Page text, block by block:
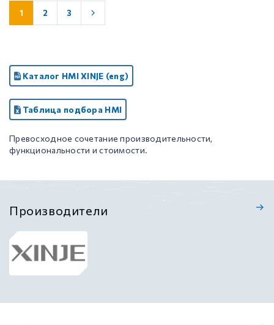
1 2 3
Каталог HMI XINJE (eng)
Таблица подбора HMI
Превосходное сочетание производительности,
функциональности и стоимости.
Производители